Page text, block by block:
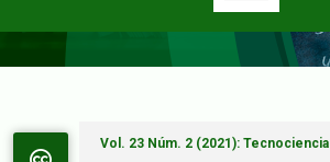
Vol. 23 Núm. 2 (2021): Tecnociencia